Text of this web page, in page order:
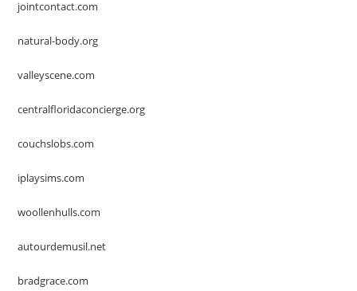
jointcontact.com
natural-body.org
valleyscene.com
centralfloridaconcierge.org
couchslobs.com
iplaysims.com
woollenhulls.com
autourdemusil.net
bradgrace.com